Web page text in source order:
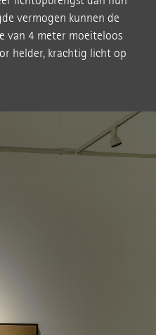
vermogen kunnen de
van 4 meter moeiteloos
helder, krachtig licht op